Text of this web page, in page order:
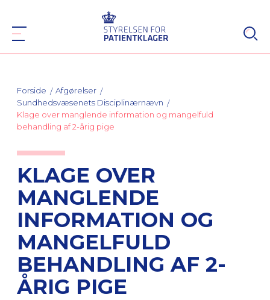
Forside
Afgørelser
Sundhedsvæsenets Disciplinærnævn
Klage over manglende information og mangelfuld
behandling af 2-årig pige
KLAGE OVER
MANGLENDE
INFORMATION OG
MANGELFULD
BEHANDLING AF 2-
ÅRIG PIGE